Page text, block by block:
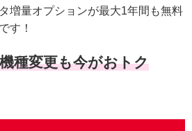
増量オプションが最大1年間も無料
す！
種変更も今がおトク